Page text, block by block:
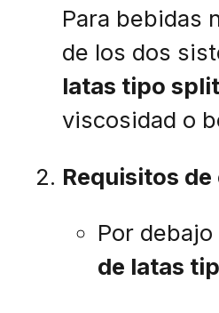
Para bebidas
de los dos
latas tipo split
viscosidad o
Requisitos
Por
de latas